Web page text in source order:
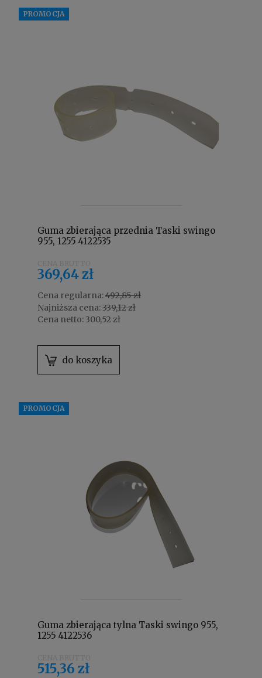
Guma zbierająca przednia Taski swingo
955, 1255 4122535
369,64 zł
Cena regularna:492,85 zł
Najniższa cena:339,12 zł
Cena netto: 300,52 zł
do koszyka
PROMOCJA
Guma zbierająca tylna Taski swingo 955,
1255 4122536
515,36 zł
PROMOCJA